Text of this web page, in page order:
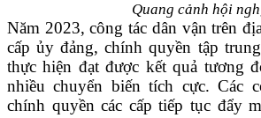
Quang cảnh hội
Năm 2023, công tác dân vận trên
cấp ủy đảng, chính quyền tập
thực hiện đạt được kết quả tương
nhiều chuyển biến tích cực. Các
chính quyền các cấp tiếp tục đẩy